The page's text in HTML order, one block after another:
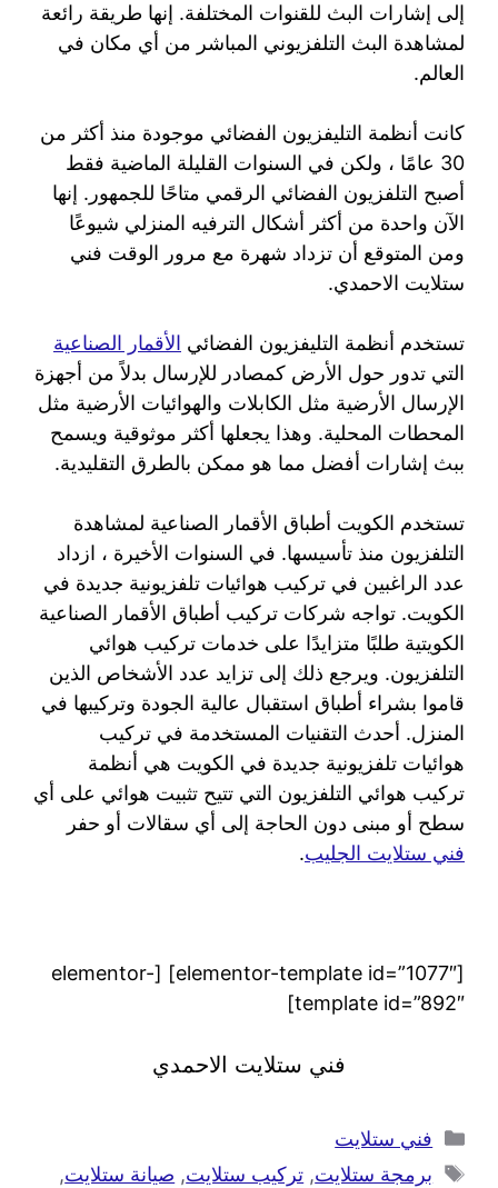
إلى إشارات البث للقنوات المختلفة. إنها طريقة رائعة
لمشاهدة البث التلفزيوني المباشر من أي مكان في
العالم.
كانت أنظمة التليفزيون الفضائي موجودة منذ أكثر من
30 عامًا ، ولكن في السنوات القليلة الماضية فقط
أصبح التلفزيون الفضائي الرقمي متاحًا للجمهور. إنها
الآن واحدة من أكثر أشكال الترفيه المنزلي شيوعًا
ومن المتوقع أن تزداد شهرة مع مرور الوقت فني
ستلايت الاحمدي.
تستخدم أنظمة التليفزيون الفضائي الأقمار الصناعية
التي تدور حول الأرض كمصادر للإرسال بدلاً من أجهزة
الإرسال الأرضية مثل الكابلات والهوائيات الأرضية مثل
المحطات المحلية. وهذا يجعلها أكثر موثوقية ويسمح
ببث إشارات أفضل مما هو ممكن بالطرق التقليدية.
تستخدم الكويت أطباق الأقمار الصناعية لمشاهدة
التلفزيون منذ تأسيسها. في السنوات الأخيرة ، ازداد
عدد الراغبين في تركيب هوائيات تلفزيونية جديدة في
الكويت. تواجه شركات تركيب أطباق الأقمار الصناعية
الكويتية طلبًا متزايدًا على خدمات تركيب هوائي
التلفزيون. ويرجع ذلك إلى تزايد عدد الأشخاص الذين
قاموا بشراء أطباق استقبال عالية الجودة وتركيبها في
المنزل. أحدث التقنيات المستخدمة في تركيب
هوائيات تلفزيونية جديدة في الكويت هي أنظمة
تركيب هوائي التلفزيون التي تتيح تثبيت هوائي على أي
سطح أو مبنى دون الحاجة إلى أي سقالات أو حفر
فني ستلايت الجليب.
[elementor-template id=”1077″] [elementor-
template id=”892″]
فني ستلايت الاحمدي
فني ستلايت
برمجة ستلايت, تركيب ستلايت, صيانة ستلايت,